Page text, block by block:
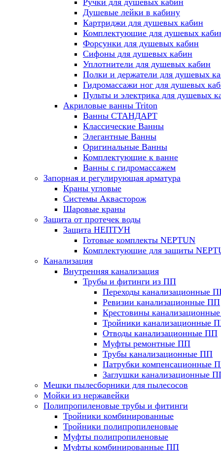
Ручки для душевых кабин
Душевые лейки в кабину
Картриджи для душевых кабин
Комплектующие для душевых
Форсунки для душевых кабин
Сифоны для душевых кабин
Уплотнители для душевых кабин
Полки и держатели для душевых
Гидромассажи ног для душевых
Пульты и электрика для душевых
Акриловые ванны Triton
Ванны СТАНДАРТ
Классические Ванны
Элегантные Ванны
Оригинальные Ванны
Комплектующие к ванне
Ванны с гидромассажем
Запорная и регулирующая арматура
Краны угловые
Системы Аквасторож
Шаровые краны
Защита от протечек воды
Защита НЕПТУН
Готовые комплекты NEPTUN
Комплектующие для защиты
Канализация
Внутренняя канализация
Трубы и фитинги из ПП
Переходы канализационные
Ревизии канализационные ПП
Крестовины
Тройники канализационные
Отводы канализационные ПП
Муфты ремонтные ПП
Трубы канализационные ПП
Патрубки компенсационные
Заглушки канализационные
Мешки пылесборники для пылесосов
Мойки из нержавейки
Полипропиленовые трубы и фитинги
Тройники комбинированные
Тройники полипропиленовые
Муфты полипропиленовые
Муфты комбинированные ПП